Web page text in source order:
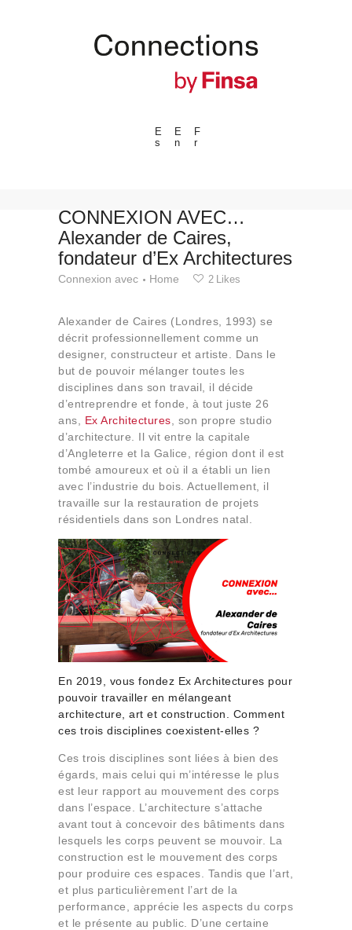
E
s
E
n
F
r
---ENLACES---
Événements
Espaces
Matériels
Technologie
Collaborations
Qui sommes-nous
Contact
CONNEXION AVEC…
Alexander de Caires,
fondateur d’Ex Architectures
Connexion avec Home 2 Likes
Alexander de Caires (Londres, 1993) se
décrit professionnellement comme un
designer, constructeur et artiste. Dans le
but de pouvoir mélanger toutes les
disciplines dans son travail, il décide
d’entreprendre et fonde, à tout juste 26
ans, Ex Architectures , son propre studio
d’architecture. Il vit entre la capitale
d’Angleterre et la Galice, région dont il est
tombé amoureux et où il a établi un lien
avec l’industrie du bois. Actuellement, il
travaille sur la restauration de projets
résidentiels dans son Londres natal.
En 2019, vous fondez Ex Architectures pour
pouvoir travailler en mélangeant
architecture, art et construction. Comment
ces trois disciplines coexistent-elles ?
Ces trois disciplines sont liées à bien des
égards, mais celui qui m’intéresse le plus
est leur rapport au mouvement des corps
dans l’espace. L’architecture s’attache
avant tout à concevoir des bâtiments dans
lesquels les corps peuvent se mouvoir. La
construction est le mouvement des corps
pour produire ces espaces. Tandis que l’art,
et plus particulièrement l’art de la
performance, apprécie les aspects du corps
et le présente au public. D’une certaine